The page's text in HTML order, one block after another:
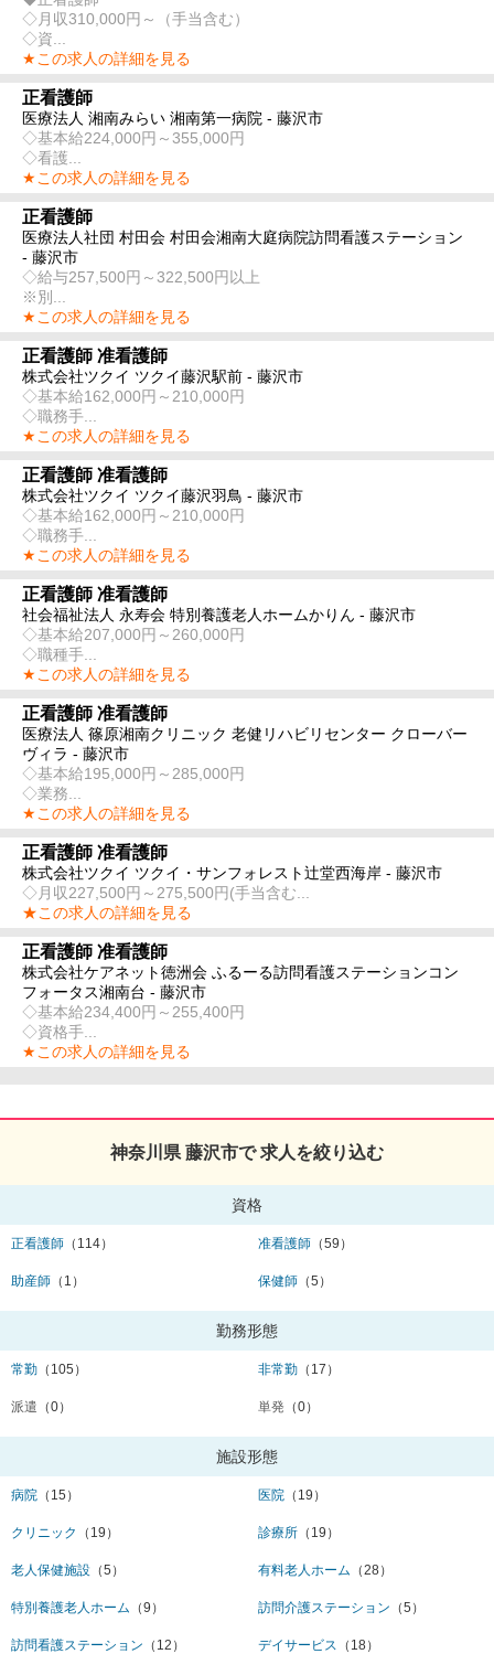
◇月収310,000円～（手当含む）
◇資...
★この求人の詳細を見る
正看護師
医療法人 湘南みらい 湘南第一病院 - 藤沢市
◇基本給224,000円～355,000円
◇看護...
★この求人の詳細を見る
正看護師
医療法人社団 村田会 村田会湘南大庭病院訪問看護ステーション
- 藤沢市
◇給与257,500円～322,500円以上
※別...
★この求人の詳細を見る
正看護師 准看護師
株式会社ツクイ ツクイ藤沢駅前 - 藤沢市
◇基本給162,000円～210,000円
◇職務手...
★この求人の詳細を見る
正看護師 准看護師
株式会社ツクイ ツクイ藤沢羽鳥 - 藤沢市
◇基本給162,000円～210,000円
◇職務手...
★この求人の詳細を見る
正看護師 准看護師
社会福祉法人 永寿会 特別養護老人ホームかりん - 藤沢市
◇基本給207,000円～260,000円
◇職種手...
★この求人の詳細を見る
正看護師 准看護師
医療法人 篠原湘南クリニック 老健リハビリセンター クローバー
ヴィラ - 藤沢市
◇基本給195,000円～285,000円
◇業務...
★この求人の詳細を見る
正看護師 准看護師
株式会社ツクイ ツクイ・サンフォレスト辻堂西海岸 - 藤沢市
◇月収227,500円～275,500円(手当含む...
★この求人の詳細を見る
正看護師 准看護師
株式会社ケアネット徳洲会 ふるーる訪問看護ステーションコン
フォータス湘南台 - 藤沢市
◇基本給234,400円～255,400円
◇資格手...
★この求人の詳細を見る
神奈川県 藤沢市で 求人を絞り込む
資格
正看護師 （114） 准看護師 （59）
助産師 （1） 保健師 （5）
勤務形態
常勤 （105） 非常勤 （17）
派遣 （0） 単発 （0）
施設形態
病院 （15） 医院 （19）
クリニック （19） 診療所 （19）
老人保健施設 （5） 有料老人ホーム （28）
特別養護老人ホーム （9） 訪問介護ステーション （5）
訪問看護ステーション （12） デイサービス （18）